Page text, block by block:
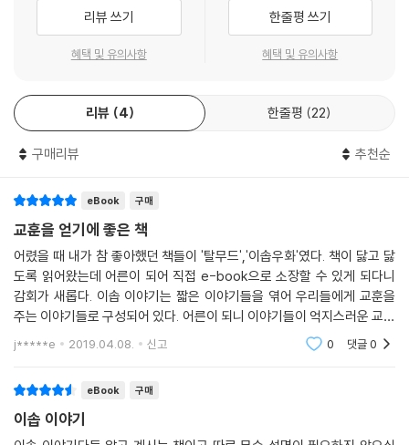
리뷰 쓰기
혜택 및 유의사항
한줄평 쓰기
혜택 및 유의사항
리뷰 4 한줄평 22
구매리뷰 추천순
eBook 구매
교훈을 얻기에 좋은 책
어렸을 때 내가 참 좋아했던 책들이 '탈무드','이솝우화'였다. 책이 닳고 닳
도록 읽어왔는데 어른이 되어 직접 e-book으로 소장할 수 있게 되다니
감회가 새롭다. 이솝 이야기는 짧은 이야기들을 엮어 우리들에게 교훈을
주는 이야기들로 구성되어 있다. 어른이 되니 이야기들이 억지스러운 교훈
(?)을 주는가 싶은 이야기들도 몇 개 있지만, 아이들이 읽고 교훈을 깨닫기
에 더없이 좋은
j*****e 2019.04.08. 신고 0 댓글0
eBook 구매
이솝 이야기